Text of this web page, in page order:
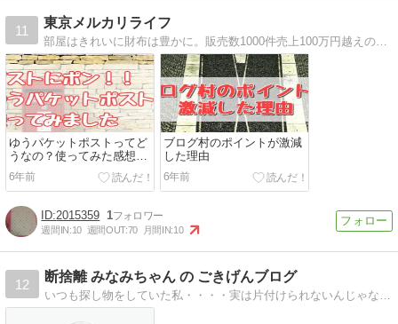
11
東京メルカリライフ
部屋はきれいに財布は豊かに。販売数1000件売上100万円越えのメルカリで売る技術を配信中。メルカリ初心者用の記事もありますので、ぜひご覧ください m(_ _)m
ゆうパケットポストってど
うなの？使ってみた感想、
使い方、専用箱の入手方
法、メリットデメリットな
どなど
6年前
ブログ村のポイントが激減
した理由
6年前
2015359 1
週間IN:10 週間OUT:70 月間IN:10
12
断捨離 みなみちゃん の ごきげんブログ